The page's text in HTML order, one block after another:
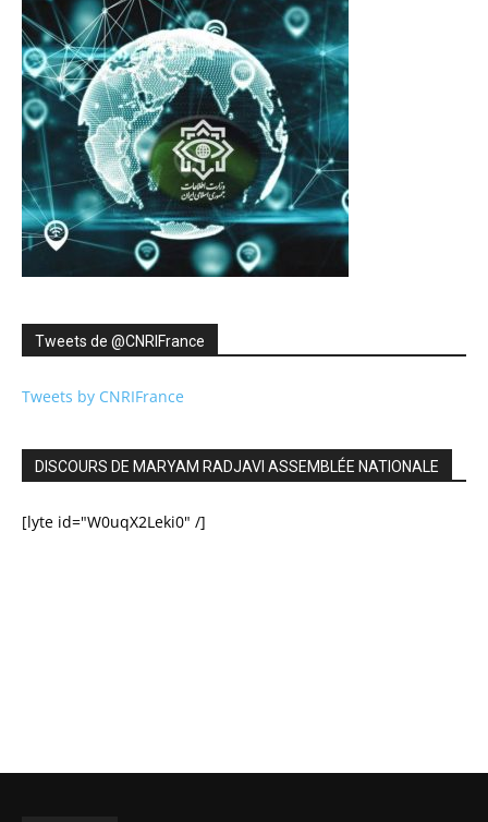
Tweets de ‎@CNRIFrance
Tweets by CNRIFrance
DISCOURS DE MARYAM RADJAVI ASSEMBLÉE NATIONALE
[lyte id="W0uqX2Leki0" /]